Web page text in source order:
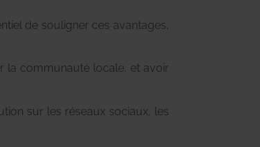
de souligner ces avantages,
la communauté locale, et avoir
sur les réseaux sociaux, les